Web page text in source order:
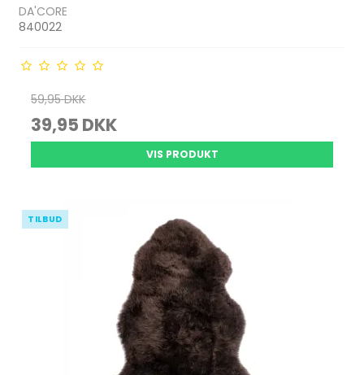
DA'CORE
840022
59,95 DKK
39,95 DKK
VIS PRODUKT
TILBUD